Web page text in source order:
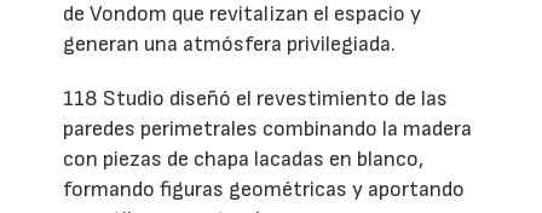
de Vondom que revitalizan el espacio y
generan una atmósfera privilegiada.
118 Studio diseñó el revestimiento de las
paredes perimetrales combinando la madera
con piezas de chapa lacadas en blanco,
formando figuras geométricas y aportando